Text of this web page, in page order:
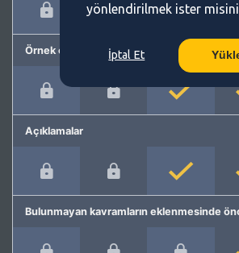
Örnek cümleler
Açıklamalar
Bulunmayan kavramların eklenmesinde
yönlendirilmek ister
İptal Et